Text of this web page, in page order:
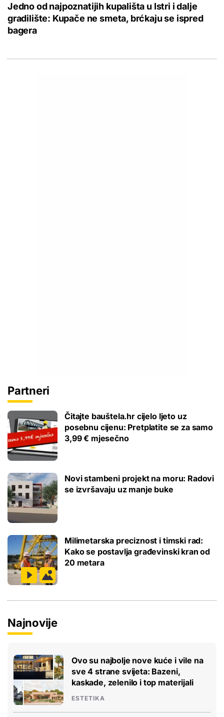
Jedno od najpoznatijih kupališta u Istri i dalje
gradilište: Kupače ne smeta, brćkaju se ispred
bagera
Partneri
Čitajte bauštela.hr cijelo ljeto uz
posebnu cijenu: Pretplatite se za samo
3,99 € mjesečno
Novi stambeni projekt na moru: Radovi
se izvršavaju uz manje buke
Milimetarska preciznost i timski rad:
Kako se postavlja građevinski kran od
20 metara
Najnovije
Ovo su najbolje nove kuće i vile na
sve 4 strane svijeta: Bazeni,
kaskade, zelenilo i top materijali
ESTETIKA